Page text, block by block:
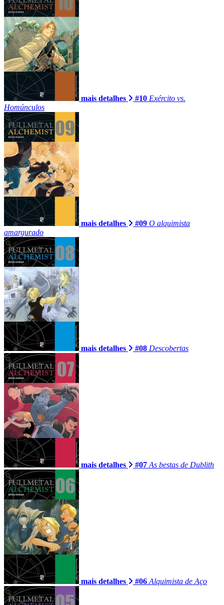
mais detalhes #10 Exército vs.
Homúnculos
mais detalhes #09 O alquimista
amargurado
mais detalhes #08 Descobertas
mais detalhes #07 As bestas de Dublith
mais detalhes #06 Alquimista de Aço